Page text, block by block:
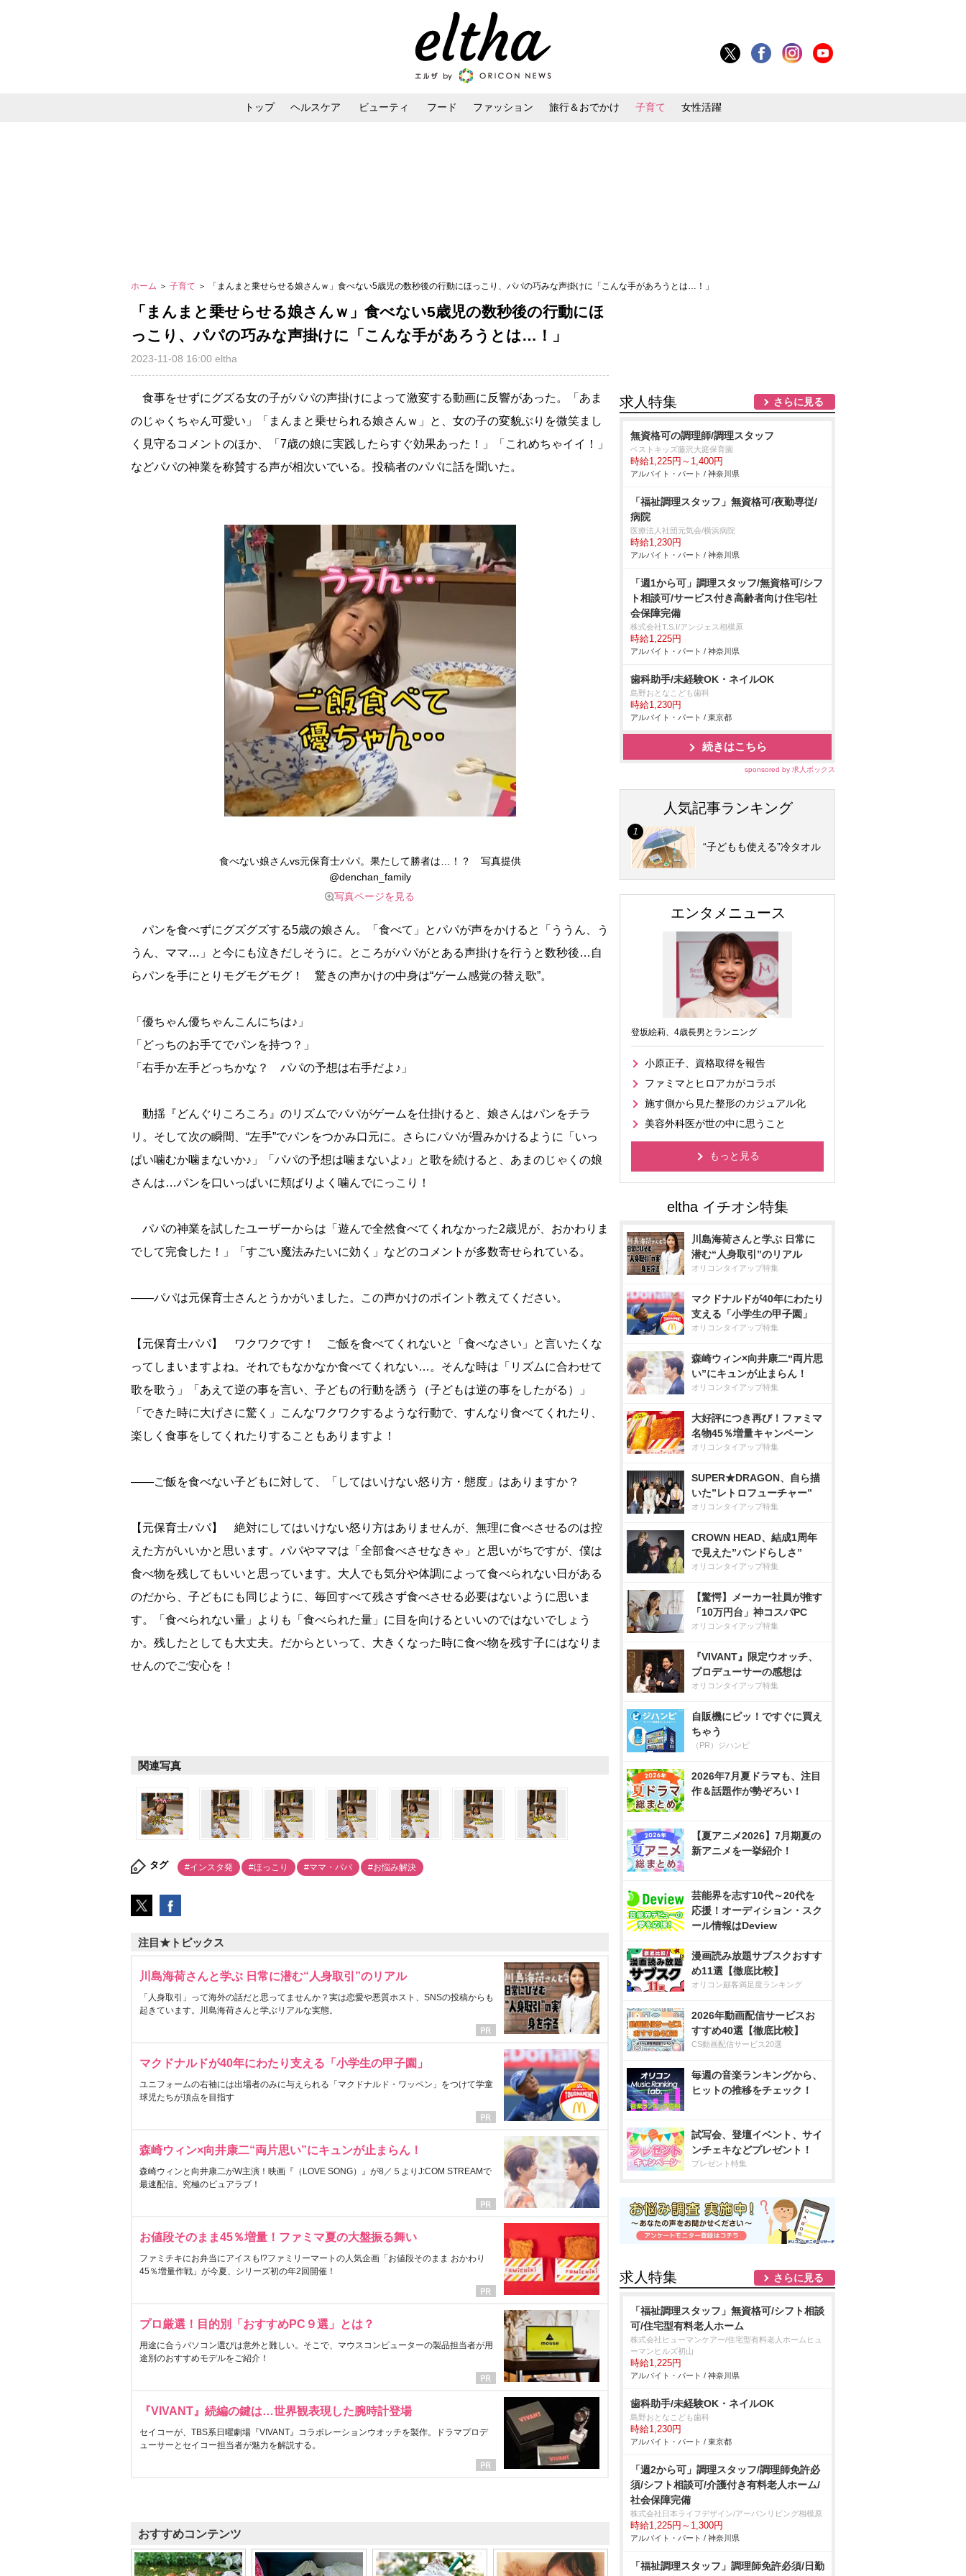
トップ ヘルスケア ビューティ フード ファッション 旅行＆おでかけ 子育て 女性活躍
ホーム ＞ 子育て ＞ 「まんまと乗せらせる娘さんｗ」食べない5歳児の数秒後の行動にほっこり、パパの巧みな声掛けに「こんな手があろうとは…！」
「まんまと乗せらせる娘さんｗ」食べない5歳児の数秒後の行動にほ
っこり、パパの巧みな声掛けに「こんな手があろうとは…！」
2023-11-08 16:00 eltha
食事をせずにグズる女の子がパパの声掛けによって激変する動画に反響があった。「あま
のじゃくちゃん可愛い」「まんまと乗せられる娘さんｗ」と、女の子の変貌ぶりを微笑まし
く見守るコメントのほか、「7歳の娘に実践したらすぐ効果あった！」「これめちゃイイ！」
などパパの神業を称賛する声が相次いでいる。投稿者のパパに話を聞いた。
食べない娘さんvs元保育士パパ。果たして勝者は…！？ 写真提供
@denchan_family
写真ページを見る
パンを食べずにグズグズする5歳の娘さん。「食べて」とパパが声をかけると「ううん、う
うん、ママ…」と今にも泣きだしそうに。ところがパパがとある声掛けを行うと数秒後…自
らパンを手にとりモグモグモグ！ 驚きの声かけの中身は“ゲーム感覚の替え歌”。
「優ちゃん優ちゃんこんにちは♪」
「どっちのお手てでパンを持つ？」
「右手か左手どっちかな？ パパの予想は右手だよ♪」
動揺『どんぐりころころ』のリズムでパパがゲームを仕掛けると、娘さんはパンをチラ
リ。そして次の瞬間、“左手”でパンをつかみ口元に。さらにパパが畳みかけるように「いっ
ぱい噛むか噛まないか♪」「パパの予想は噛まないよ♪」と歌を続けると、あまのじゃくの娘
さんは…パンを口いっぱいに頬ばりよく噛んでにっこり！
パパの神業を試したユーザーからは「遊んで全然食べてくれなかった2歳児が、おかわりま
でして完食した！」「すごい魔法みたいに効く」などのコメントが多数寄せられている。
――パパは元保育士さんとうかがいました。この声かけのポイント教えてください。
【元保育士パパ】 ワクワクです！ ご飯を食べてくれないと「食べなさい」と言いたくな
ってしまいますよね。それでもなかなか食べてくれない…。そんな時は「リズムに合わせて
歌を歌う」「あえて逆の事を言い、子どもの行動を誘う（子どもは逆の事をしたがる）」
「できた時に大げさに驚く」こんなワクワクするような行動で、すんなり食べてくれたり、
楽しく食事をしてくれたりすることもありますよ！
――ご飯を食べない子どもに対して、「してはいけない怒り方・態度」はありますか？
【元保育士パパ】 絶対にしてはいけない怒り方はありませんが、無理に食べさせるのは控
えた方がいいかと思います。パパやママは「全部食べさせなきゃ」と思いがちですが、僕は
食べ物を残してもいいと思っています。大人でも気分や体調によって食べられない日がある
のだから、子どもにも同じように、毎回すべて残さず食べさせる必要はないように思いま
す。「食べられない量」よりも「食べられた量」に目を向けるといいのではないでしょう
か。残したとしても大丈夫。だからといって、大きくなった時に食べ物を残す子にはなりま
せんのでご安心を！
関連写真
タグ #インスタ発 #ほっこり #ママ・パパ #お悩み解決
注目★トピックス
川島海荷さんと学ぶ 日常に潜む“人身取引”のリアル
「人身取引」って海外の話だと思ってませんか？実は恋愛や悪質ホスト、SNSの投稿からも
起きています。川島海荷さんと学ぶリアルな実態。
マクドナルドが40年にわたり支える「小学生の甲子園」
ユニフォームの右袖には出場者のみに与えられる「マクドナルド・ワッペン」をつけて学童
球児たちが頂点を目指す
森崎ウィン×向井康二“両片思い”にキュンが止まらん！
森崎ウィンと向井康二がW主演！映画『（LOVE SONG）』が8／５よりJ:COM STREAMで
最速配信。究極のピュアラブ！
お値段そのまま45％増量！ファミマ夏の大盤振る舞い
ファミチキにお弁当にアイスも!?ファミリーマートの人気企画「お値段そのまま おかわり
45％増量作戦」が今夏、シリーズ初の年2回開催！
プロ厳選！目的別「おすすめPC９選」とは？
用途に合うパソコン選びは意外と難しい。そこで、マウスコンピューターの製品担当者が用
途別のおすすめモデルをご紹介！
『VIVANT』続編の鍵は…世界観表現した腕時計登場
セイコーが、TBS系日曜劇場『VIVANT』コラボレーションウオッチを製作。ドラマプロデ
ューサーとセイコー担当者が魅力を解説する。
おすすめコンテンツ
求人特集 さらに見る
無資格可の調理師/調理スタッフ
ベストキッズ藤沢大庭保育園
時給1,225円～1,400円
アルバイト・パート / 神奈川県
「福祉調理スタッフ」無資格可/夜勤専従/
病院
医療法人社団元気会/横浜病院
時給1,230円
アルバイト・パート / 神奈川県
「週1から可」調理スタッフ/無資格可/シフ
ト相談可/サービス付き高齢者向け住宅/社
会保障完備
株式会社T.S.I/アンジェス相模原
時給1,225円
アルバイト・パート / 神奈川県
歯科助手/未経験OK・ネイルOK
島野おとなこども歯科
時給1,230円
アルバイト・パート / 東京都
続きはこちら
sponsored by 求人ボックス
人気記事ランキング
“子どもも使える”冷タオル
エンタメニュース
登坂絵莉、4歳長男とランニング
小原正子、資格取得を報告
ファミマとヒロアカがコラボ
施す側から見た整形のカジュアル化
美容外科医が世の中に思うこと
もっと見る
川島海荷さんと学ぶ 日常に
潜む“人身取引”のリアル
オリコンタイアップ特集
マクドナルドが40年にわたり
支える「小学生の甲子園」
オリコンタイアップ特集
森崎ウィン×向井康二“両片思
い”にキュンが止まらん！
オリコンタイアップ特集
大好評につき再び！ファミマ
名物45％増量キャンペーン
オリコンタイアップ特集
SUPER★DRAGON、自ら描
いた”レトロフューチャー”
オリコンタイアップ特集
CROWN HEAD、結成1周年
で見えた”バンドらしさ”
オリコンタイアップ特集
【驚愕】メーカー社員が推す
「10万円台」神コスパPC
オリコンタイアップ特集
『VIVANT』限定ウオッチ、
プロデューサーの感想は
オリコンタイアップ特集
自販機にピッ！ですぐに買え
ちゃう
（PR）ジハンピ
2026年7月夏ドラマも、注目
作＆話題作が勢ぞろい！
【夏アニメ2026】7月期夏の
新アニメを一挙紹介！
芸能界を志す10代～20代を
応援！オーディション・スク
ール情報はDeview
漫画読み放題サブスクおすす
め11選【徹底比較】
オリコン顧客満足度ランキング
2026年動画配信サービスお
すすめ40選【徹底比較】
CS動画配信サービス20選
毎週の音楽ランキングから、
ヒットの推移をチェック！
試写会、登壇イベント、サイ
ンチェキなどプレゼント！
プレゼント特集
求人特集 さらに見る
「福祉調理スタッフ」無資格可/シフト相談
可/住宅型有料老人ホーム
株式会社ヒューマンケアー/住宅型有料老人ホームヒュ
ーマンヒルズ初山
時給1,225円
アルバイト・パート / 神奈川県
歯科助手/未経験OK・ネイルOK
島野おとなこども歯科
時給1,230円
アルバイト・パート / 東京都
「週2から可」調理スタッフ/調理師免許必
須/シフト相談可/介護付き有料老人ホーム/
社会保障完備
株式会社日本ライフデザイン/アーバンリビング相模原
時給1,225円～1,300円
アルバイト・パート / 神奈川県
「福祉調理スタッフ」調理師免許必須/日勤